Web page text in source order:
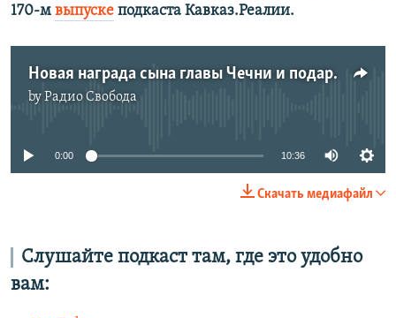
170-м выпуске подкаста Кавказ.Реалии.
Новая награда сына главы Чечни и подарки имамам от Кадырова | #170
byРадио Свобода
No media source currently available
0:00 10:36
Скачать медиафайл
Слушайте подкаст там, где это удобно
вам: